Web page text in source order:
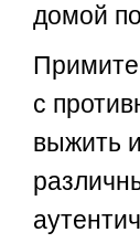
домой
Примите
с
выжить